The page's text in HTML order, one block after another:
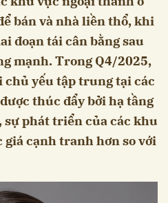
bán và nhà liền thổ, khi
đoạn tái cân bằng sau
mạnh. Trong Q4/2025,
chủ yếu tập trung tại các
thúc đẩy bởi hạ tầng
sự phát triển của các khu
cạnh tranh hơn so với